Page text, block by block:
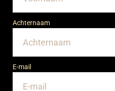
Achternaam
E-mail